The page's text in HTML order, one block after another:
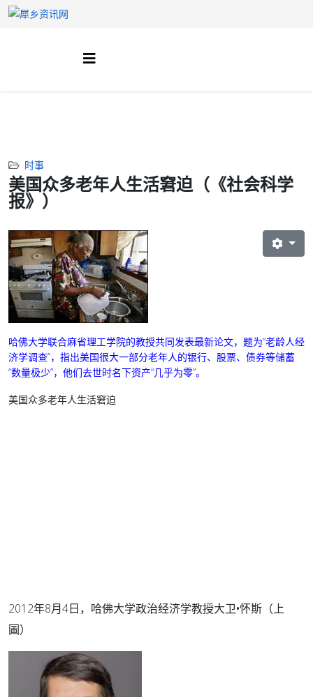
时事
美国众多老年人生活窘迫（《社会科学
报》）
哈佛大学联合麻省理工学院的教授共同发表最新论文，题为“老龄人经
济学调查”，指出美国很大一部分老年人的银行、股票、债券等储蓄
“数量极少”，他们去世时名下资产“几乎为零”。
美国众多老年人生活窘迫
2012年8月4日，哈佛大学政治经济学教授大卫•怀斯 （上
圖）